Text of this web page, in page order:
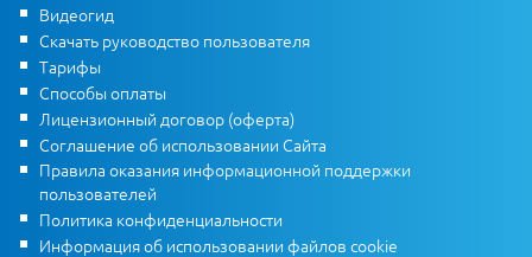
Видеогид
Скачать руководство пользователя
Тарифы
Способы оплаты
Лицензионный договор (оферта)
Соглашение об использовании Сайта
Правила оказания информационной поддержки
пользователей
Политика конфиденциальности
Информация об использовании файлов cookie